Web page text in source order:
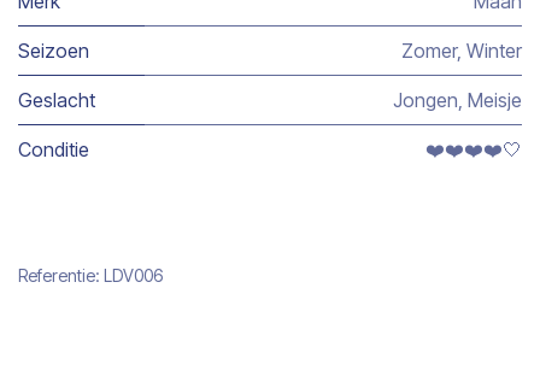
Seizoen Zomer, Winter
Geslacht Jongen Meisje
Conditie ❤️❤️❤️❤️🤍
Referentie: LDV006